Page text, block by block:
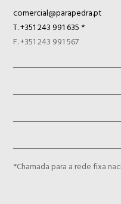
comercial@parapedra.pt
T. +351 243 991 635 *
F. +351 243 991 567
*Chamada para a rede fixa